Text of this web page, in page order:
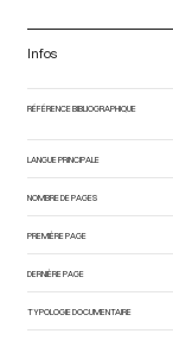
Infos
RÉFÉRENCE BIBLIOGRAPHIQUE
LANGUE PRINCIPALE
NOMBRE DE PAGES
PREMIÈRE PAGE
DERNIÈRE PAGE
TYPOLOGIE DOCUMENTAIRE